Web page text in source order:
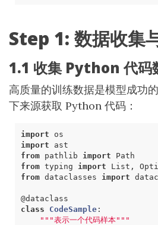
Step 1: 数据收集
1.1 收集 Python 代码
高质量的训练数据是模型成功
下来源获取 Python 代码：
import
os
import
ast
from
pathlib import
Path
from typing import List ,
from dataclasses import
@dataclass
class
CodeSample:
"""表示一个代码样本"""